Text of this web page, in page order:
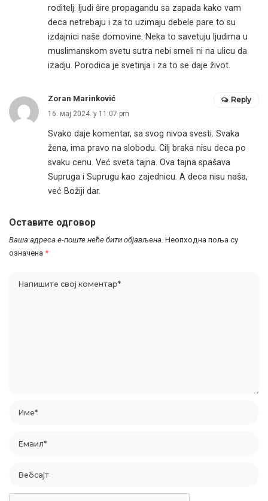
roditelj. ljudi šire propagandu sa zapada kako vam
deca netrebaju i za to uzimaju debele pare to su
izdajnici naše domovine. Neka to savetuju ljudima u
muslimanskom svetu sutra nebi smeli ni na ulicu da
izadju. Porodica je svetinja i za to se daje život.
Zoran Marinković
16. мај 2024. у 11:07 pm
Svako daje komentar, sa svog nivoa svesti. Svaka
žena, ima pravo na slobodu. Cilj braka nisu deca po
svaku cenu. Već sveta tajna. Ova tajna spašava
Supruga i Suprugu kao zajednicu. A deca nisu naša,
već Božiji dar.
Reply
Оставите одговор
Ваша адреса е-поште неће бити објављена. Неопходна поља су
означена *